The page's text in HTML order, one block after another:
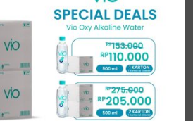
orang lebih fokus pada
tubuh. Namun, ada satu aspek
padahal sama pentingnya:
tubuh bukan hanya tentang